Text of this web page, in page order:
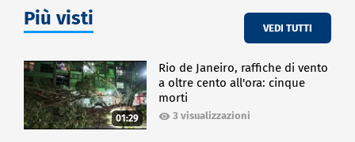
Più visti VEDI TUTTI
01:29
Rio de Janeiro, raffiche di vento
a oltre cento all'ora: cinque
morti
3 visualizzazioni